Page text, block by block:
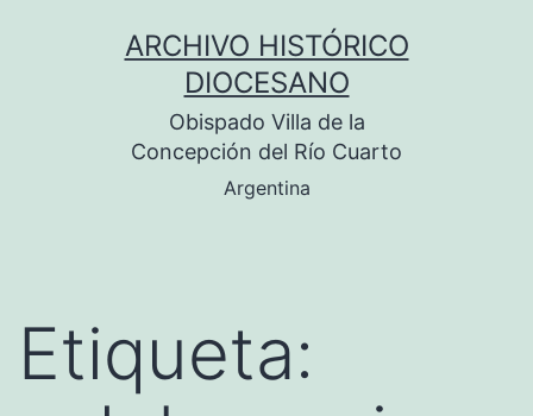
ARCHIVO HISTÓRICO
DIOCESANO
Obispado Villa de la
Concepción del Río Cuarto
Argentina
Etiqueta: